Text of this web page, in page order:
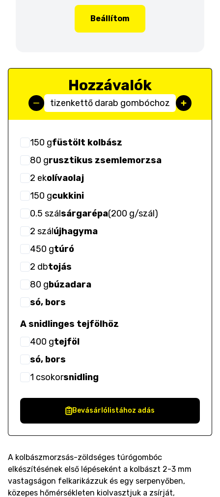
Beállítom
Hozzávalók
tizenkettő darab gombóchoz
150 gfüstölt kolbász
80 grusztikus zsemlemorzsa
2 ekolívaolaj
150 gcukkini
0.5 szálsárgarépa(200 g/szál)
2 szálújhagyma
450 gtúró
2 dbtojás
80 gbúzadara
só, bors
A snidlinges tejfölhöz
400 gtejföl
só, bors
1 csokorsnidling
Bevásárlólistához adás
A kolbászmorzsás-zöldséges túrógombóc
elkészítésének első lépéseként a kolbászt 2-3 mm
vastagságon felkarikázzuk és egy serpenyőben,
közepes hőmérsékleten kiolvasztjuk a zsírját,